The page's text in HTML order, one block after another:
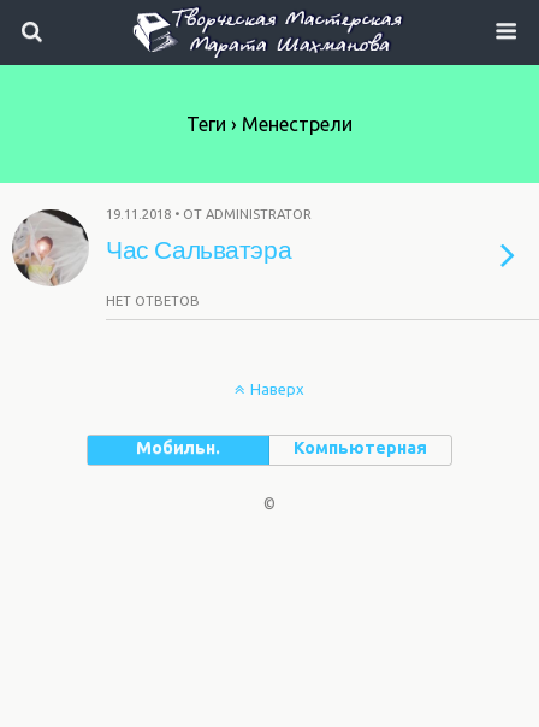
Теги › Менестрели
19.11.2018 • ОТ ADMINISTRATOR
Час Сальватэра
НЕТ ОТВЕТОВ
Наверх
Мобильн. Компьютерная
©